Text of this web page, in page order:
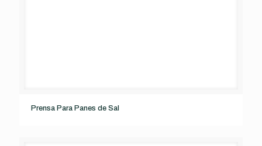
Prensa Para Panes de Sal